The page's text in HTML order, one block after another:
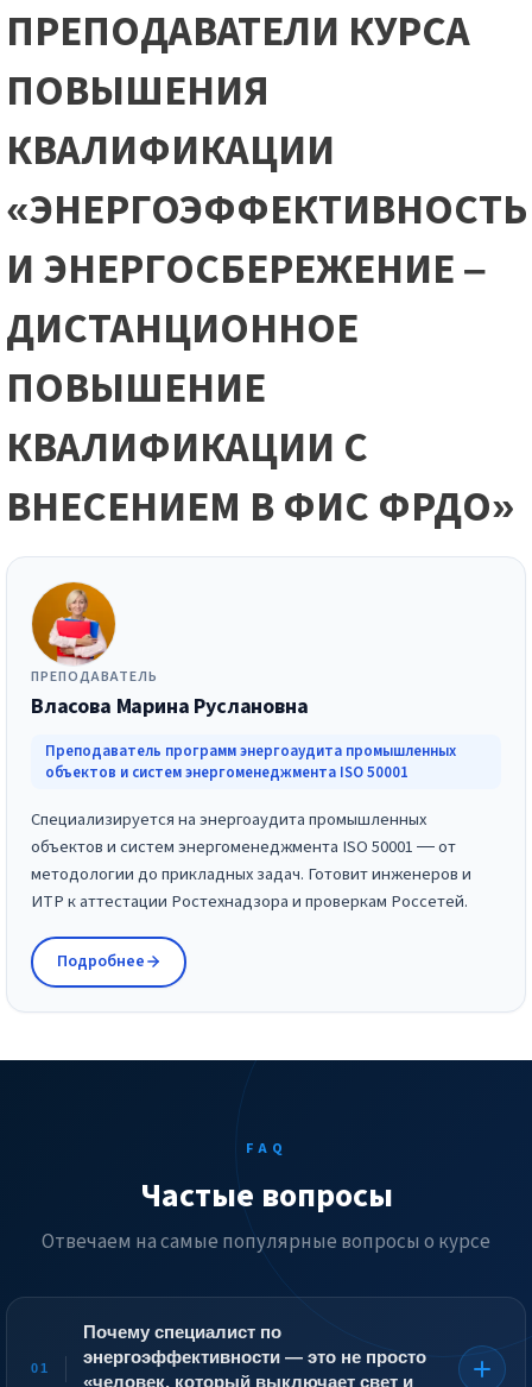
ПРЕПОДАВАТЕЛИ КУРСА
ПОВЫШЕНИЯ
КВАЛИФИКАЦИИ
«ЭНЕРГОЭФФЕКТИВНОСТЬ
И ЭНЕРГОСБЕРЕЖЕНИЕ –
ДИСТАНЦИОННОЕ
ПОВЫШЕНИЕ
КВАЛИФИКАЦИИ С
ВНЕСЕНИЕМ В ФИС ФРДО»
ПРЕПОДАВАТЕЛЬ
Власова Марина Руслановна
Преподаватель программ энергоаудита промышленных
объектов и систем энергоменеджмента ISO 50001
Специализируется на энергоаудита промышленных
объектов и систем энергоменеджмента ISO 50001 — от
методологии до прикладных задач. Готовит инженеров и
ИТР к аттестации Ростехнадзора и проверкам Россетей.
Подробнее
FAQ
Частые вопросы
Отвечаем на самые популярные вопросы о курсе
01
Почему специалист по
энергоэффективности — это не просто
«человек, который выключает свет и